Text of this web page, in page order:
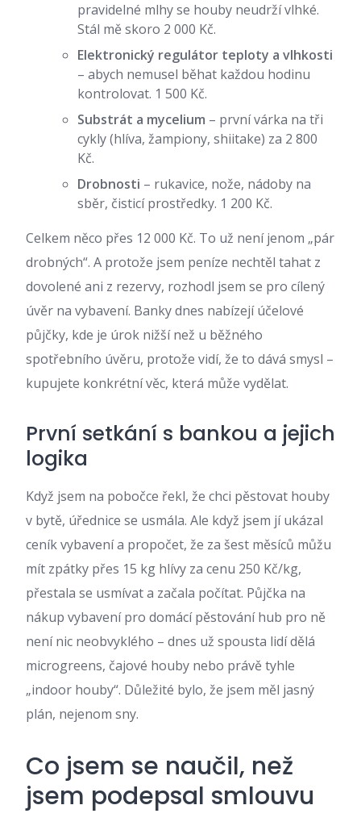
pravidelné mlhy se houby neudrží vlhké.
Stál mě skoro 2 000 Kč.
Elektronický regulátor teploty a vlhkosti
– abych nemusel běhat každou hodinu
kontrolovat. 1 500 Kč.
Substrát a mycelium – první várka na tři
cykly (hlíva, žampiony, shiitake) za 2 800
Kč.
Drobnosti – rukavice, nože, nádoby na
sběr, čisticí prostředky. 1 200 Kč.
Celkem něco přes 12 000 Kč. To už není jenom „pár
drobných“. A protože jsem peníze nechtěl tahat z
dovolené ani z rezervy, rozhodl jsem se pro cílený
úvěr na vybavení. Banky dnes nabízejí účelové
půjčky, kde je úrok nižší než u běžného
spotřebního úvěru, protože vidí, že to dává smysl –
kupujete konkrétní věc, která může vydělat.
První setkání s bankou a jejich
logika
Když jsem na pobočce řekl, že chci pěstovat houby
v bytě, úřednice se usmála. Ale když jsem jí ukázal
ceník vybavení a propočet, že za šest měsíců můžu
mít zpátky přes 15 kg hlívy za cenu 250 Kč/kg,
přestala se usmívat a začala počítat. Půjčka na
nákup vybavení pro domácí pěstování hub pro ně
není nic neobvyklého – dnes už spousta lidí dělá
microgreens, čajové houby nebo právě tyhle
„indoor houby“. Důležité bylo, že jsem měl jasný
plán, nejenom sny.
Co jsem se naučil, než
jsem podepsal smlouvu